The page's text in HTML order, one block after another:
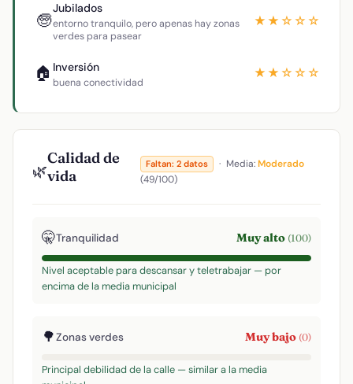
🧓
Jubilados
entorno tranquilo, pero apenas hay zonas
verdes para pasear
★★☆☆☆
🏠 Inversión
buena conectividad
★★☆☆☆
🌿
Calidad de
vida
Faltan: 2 datos · Media:Moderado
(49/100)
🤫Tranquilidad Muy alto (100)
Nivel aceptable para descansar y teletrabajar — por
encima de la media municipal
🌳Zonas verdes Muy bajo (0)
Principal debilidad de la calle — similar a la media